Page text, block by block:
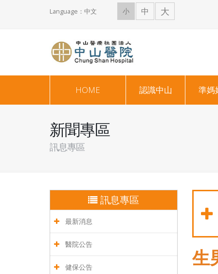
Language：中文 小 中 大
HOME 認識中山 準媽
新聞專區
訊息專區
訊息專區
最新消息
醫院公告
健保公告 生